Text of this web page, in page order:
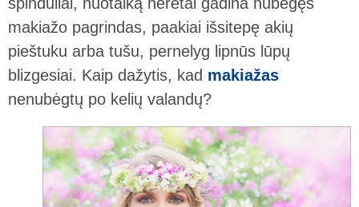
makiažo pagrindas, paakiai išsitepę akių
pieštuku arba tušu, pernelyg lipnūs lūpų
blizgesiai. Kaip dažytis, kad makiažas
nenubėgtų po kelių valandų?